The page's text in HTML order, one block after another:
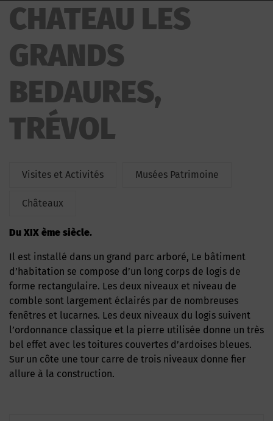
BEDAURES
CHATEAU LES
GRANDS
BEDAURES,
TRÉVOL
Visites et Activités Musées Patrimoine
Châteaux
Du XIX ème siècle.
Il est installé dans un grand parc arboré, Le bâtiment
d’habitation se compose d’un long corps de logis de
forme rectangulaire. Les deux niveaux et niveau de
comble sont largement éclairés par de nombreuses
fenêtres et lucarnes. Les deux niveaux du logis suivent
l’ordonnance classique et la pierre utilisée donne un très
bel effet avec les toitures couvertes d’ardoises bleues.
Sur un côte une tour carre de trois niveaux donne fier
allure à la construction.